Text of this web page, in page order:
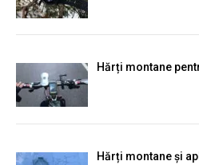
Hărți montane
Hărți montane și